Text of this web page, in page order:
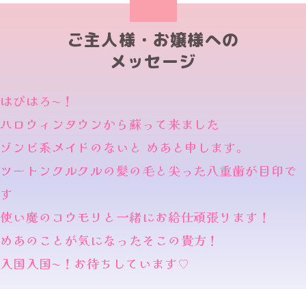
ご主人様・お嬢様への
メッセージ
はぴはろ〜！
ハロウィンタウンから蘇って来ました
ゾンビ系メイドのないと めあと申します。
ツートンクルクルの髪の毛と尖った八重歯が目印で
す
使い魔のコウモリと一緒にお給仕頑張ります！
めあのことが気になったそこの貴方！
入国入国〜！お待ちしています♡